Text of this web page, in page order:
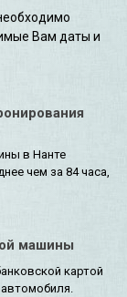
Вам даты и
в Нанте
чем за 84 часа,
машины
картой